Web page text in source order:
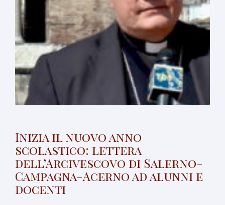
Inizia il nuovo anno
scolastico: lettera
dell’Arcivescovo di Salerno-
Campagna-Acerno ad alunni e
docenti